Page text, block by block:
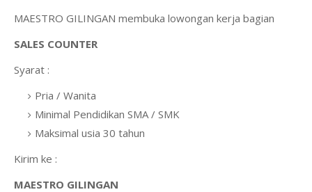
MAESTRO GILINGAN membuka lowongan kerja bagian
SALES COUNTER
Syarat :
Pria / Wanita
Minimal Pendidikan SMA / SMK
Maksimal usia 30 tahun
Kirim ke :
MAESTRO GILINGAN